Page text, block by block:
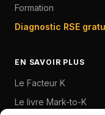
Formation
Diagnostic RSE
EN SAVOIR PLUS
Le Facteur K
Le livre Mark-to-K